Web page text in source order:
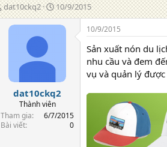
T
á
dat10ckq2
N
g
à
n
g
10/9/2015
dat10ckq2
Thành viên
Tham gia
6/7/2015
Bài viết
0
10/9/2015
Sản xuất nón du
nhu cầu và đem
vụ và quản lý